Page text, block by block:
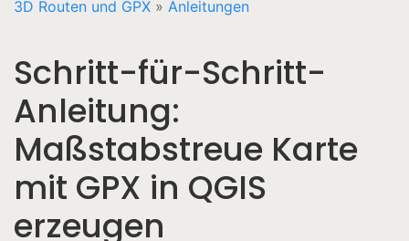
3D Routen und GPX » Anleitungen
Schritt-für-Schritt-
Anleitung:
Maßstabstreue Karte
mit GPX in QGIS
erzeugen